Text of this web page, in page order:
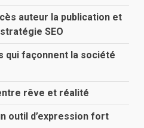
auteur la publication et
SEO
qui façonnent la société
rêve et réalité
outil d’expression fort